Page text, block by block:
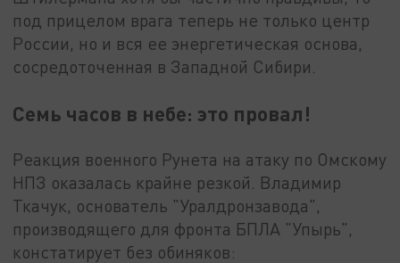
под прицелом врага теперь не только центр
России, но и вся ее энергетическая основа,
сосредоточенная в Западной Сибири.
Семь часов в небе: это провал!
Реакция военного Рунета на атаку по Омскому
НПЗ оказалась крайне резкой. Владимир
Ткачук, основатель "Уралдронзавода",
производящего для фронта БПЛА "Упырь",
констатирует без обиняков: